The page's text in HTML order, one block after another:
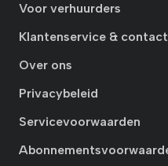
Voor verhuurders
Klantenservice & contact
Over ons
Privacybeleid
Servicevoorwaarden